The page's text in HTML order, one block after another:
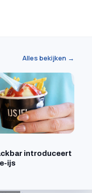
Alles bekijken →
introduceert
ijs